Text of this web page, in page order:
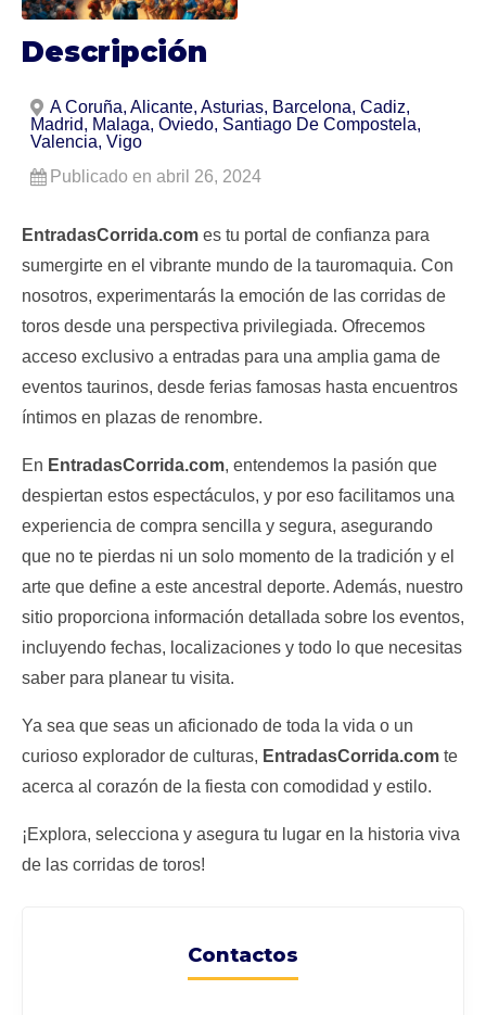
Contactos
Descripción
A Coruña, Alicante, Asturias, Barcelona, Cadiz,
Madrid, Malaga, Oviedo, Santiago De Compostela,
Valencia, Vigo
Publicado en abril 26, 2024
EntradasCorrida.com es tu portal de confianza para
sumergirte en el vibrante mundo de la tauromaquia. Con
nosotros, experimentarás la emoción de las corridas de
toros desde una perspectiva privilegiada. Ofrecemos
acceso exclusivo a entradas para una amplia gama de
eventos taurinos, desde ferias famosas hasta encuentros
íntimos en plazas de renombre.
En EntradasCorrida.com, entendemos la pasión que
despiertan estos espectáculos, y por eso facilitamos una
experiencia de compra sencilla y segura, asegurando
que no te pierdas ni un solo momento de la tradición y el
arte que define a este ancestral deporte. Además, nuestro
sitio proporciona información detallada sobre los eventos,
incluyendo fechas, localizaciones y todo lo que necesitas
saber para planear tu visita.
Ya sea que seas un aficionado de toda la vida o un
curioso explorador de culturas, EntradasCorrida.com te
acerca al corazón de la fiesta con comodidad y estilo.
¡Explora, selecciona y asegura tu lugar en la historia viva
de las corridas de toros!